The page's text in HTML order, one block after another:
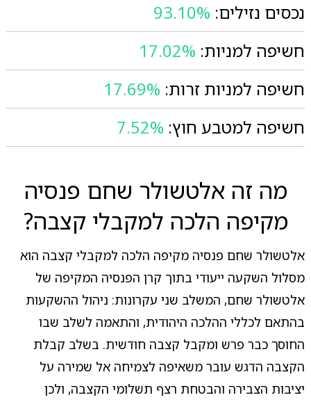
נכסים נזילים: 93.10%
חשיפה למניות: 17.02%
חשיפה למניות זרות: 17.69%
חשיפה למטבע חוץ: 7.52%
מה זה אלטשולר שחם פנסיה
מקיפה הלכה למקבלי קצבה?
אלטשולר שחם פנסיה מקיפה הלכה למקבלי קצבה הוא
מסלול השקעה ייעודי בתוך קרן הפנסיה המקיפה של
אלטשולר שחם, המשלב שני עקרונות: ניהול ההשקעות
בהתאם לכללי ההלכה היהודית, והתאמה לשלב שבו
החוסך כבר פרש ומקבל קצבה חודשית. בשלב קבלת
הקצבה הדגש עובר משאיפה לצמיחה אל שמירה על
יציבות הצבירה והבטחת רצף תשלומי הקצבה, ולכן